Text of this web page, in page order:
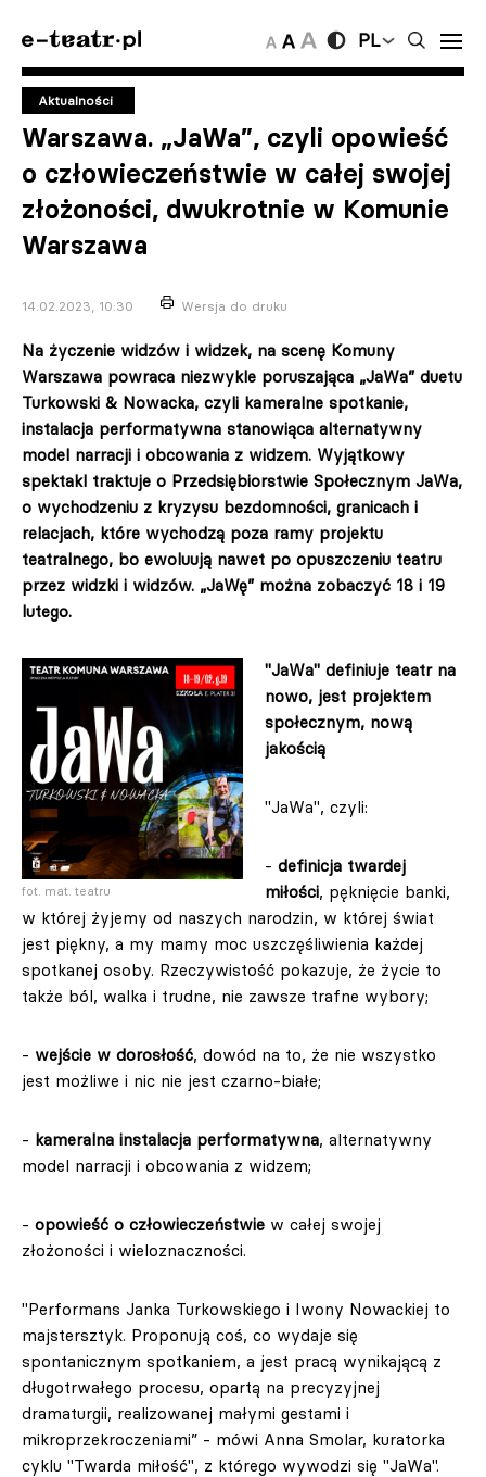
PL
Aktualności
Warszawa. „JaWa”, czyli opowieść
o człowieczeństwie w całej swojej
złożoności, dwukrotnie w Komunie
Warszawa
14.02.2023, 10:30 Wersja do druku
Na życzenie widzów i widzek, na scenę Komuny
Warszawa powraca niezwykle poruszająca „JaWa” duetu
Turkowski & Nowacka, czyli kameralne spotkanie,
instalacja performatywna stanowiąca alternatywny
model narracji i obcowania z widzem. Wyjątkowy
spektakl traktuje o Przedsiębiorstwie Społecznym JaWa,
o wychodzeniu z kryzysu bezdomności, granicach i
relacjach, które wychodzą poza ramy projektu
teatralnego, bo ewoluują nawet po opuszczeniu teatru
przez widzki i widzów. „JaWę” można zobaczyć 18 i 19
lutego.
fot. mat. teatru
"JaWa" definiuje teatr na
nowo, jest projektem
społecznym, nową
jakością
"JaWa", czyli:
- definicja twardej
miłości, pęknięcie banki,
w której żyjemy od naszych narodzin, w której świat
jest piękny, a my mamy moc uszczęśliwienia każdej
spotkanej osoby. Rzeczywistość pokazuje, że życie to
także ból, walka i trudne, nie zawsze trafne wybory;
- wejście w dorosłość, dowód na to, że nie wszystko
jest możliwe i nic nie jest czarno-białe;
- kameralna instalacja performatywna, alternatywny
model narracji i obcowania z widzem;
- opowieść o człowieczeństwie w całej swojej
złożoności i wieloznaczności.
"Performans Janka Turkowskiego i Iwony Nowackiej to
majstersztyk. Proponują coś, co wydaje się
spontanicznym spotkaniem, a jest pracą wynikającą z
długotrwałego procesu, opartą na precyzyjnej
dramaturgii, realizowanej małymi gestami i
mikroprzekroczeniami” - mówi Anna Smolar, kuratorka
cyklu "Twarda miłość", z którego wywodzi się "JaWa".